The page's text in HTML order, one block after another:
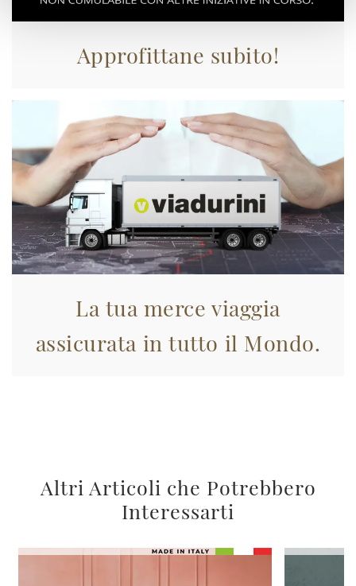
Approfittane subito!
La tua merce viaggia
assicurata in tutto il Mondo.
Altri Articoli che Potrebbero
Interessarti